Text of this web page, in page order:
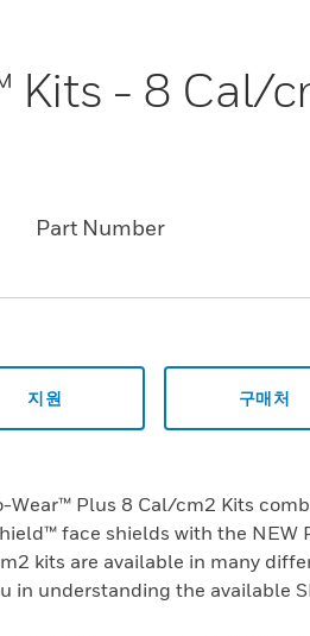
Kits - 8 Cal/
Part Number
지원 구매처
Wear™ Plus 8 Cal/cm2 Kits
face shields with the NEW
kits are available in many
in understanding the available